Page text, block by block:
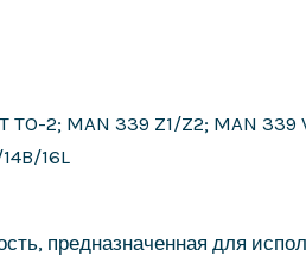
TO-2; MAN 339 Z1/Z2; MAN
16L
предназначенная для